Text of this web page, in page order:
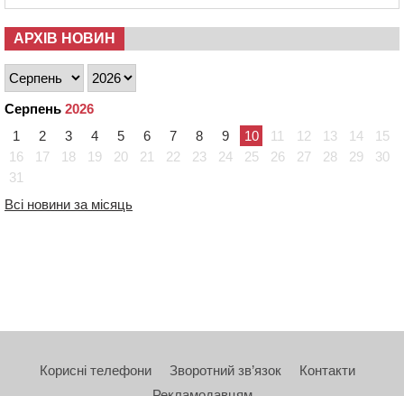
АРХІВ НОВИН
Серпень 2026
1
2 3 4 5 6 7 8 9 10 11 12 13 14
15
16
17 18 19 20 21 22 23 24 25 26 27 28 29
30
31
Всі новини за місяць
Корисні телефони Зворотний зв’язок
Контакти